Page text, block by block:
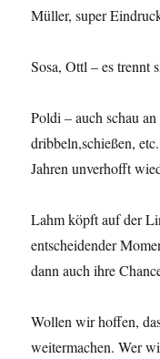
Müller, super
Sosa, Ottl – es trennt
Poldi – auch schau
dribbeln,schießen,
Jahren unverhofft
Lahm köpft auf der
entscheidender
dann auch ihre
Wollen wir hoffen,
weitermachen. Wer